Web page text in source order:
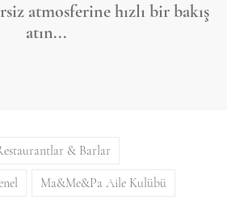
atmosferine hızlı bir bakış
atın...
& Barlar
Ma&Me&Pa Aile Kulübü